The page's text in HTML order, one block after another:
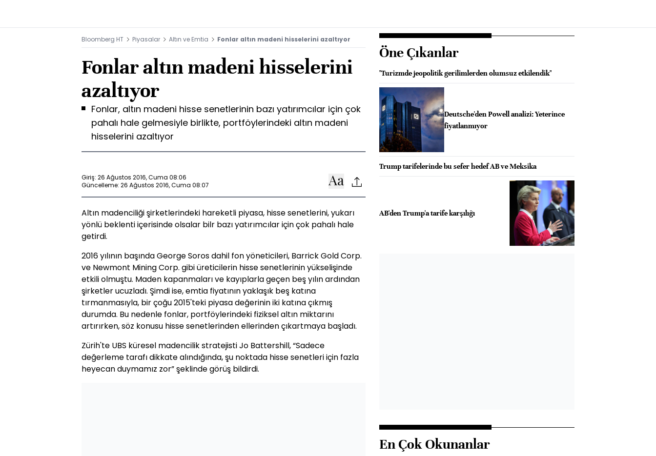
Bloomberg HT Piyasalar Altın ve Emtia Fonlar altın madeni hisselerini azaltıyor
Fonlar altın madeni hisselerini
azaltıyor
Fonlar, altın madeni hisse senetlerinin bazı yatırımcılar için çok
pahalı hale gelmesiyle birlikte, portföylerindeki altın madeni
hisselerini azaltıyor
Giriş: 26 Ağustos 2016, Cuma 08:06
Güncelleme: 26 Ağustos 2016, Cuma 08:07
Altın madenciliği şirketlerindeki hareketli piyasa, hisse senetlerini, yukarı
yönlü beklenti içerisinde olsalar bilr bazı yatırımcılar için çok pahalı hale
getirdi.
2016 yılının başında George Soros dahil fon yöneticileri, Barrick Gold Corp.
ve Newmont Mining Corp. gibi üreticilerin hisse senetlerinin yükselişinde
etkili olmuştu. Maden kapanmaları ve kayıplarla geçen beş yılın ardından
şirketler ucuzladı. Şimdi ise, emtia fiyatının yaklaşık beş katına
tırmanmasıyla, bir çoğu 2015'teki piyasa değerinin iki katına çıkmış
durumda. Bu nedenle fonlar, portföylerindeki fiziksel altın miktarını
artırırken, söz konusu hisse senetlerinden ellerinden çıkartmaya başladı.
Zürih'te UBS küresel madencilik stratejisti Jo Battershill, “Sadece
değerleme tarafı dikkate alındığında, şu noktada hisse senetleri için fazla
heyecan duymamız zor” şeklinde görüş bildirdi.
Öne Çıkanlar
"Turizmde jeopolitik gerilimlerden olumsuz etkilendik"
Deutsche'den Powell analizi: Yeterince
fiyatlanmıyor
Trump tarifelerinde bu sefer hedef AB ve Meksika
AB'den Trump'a tarife karşılığı
En Çok Okunanlar